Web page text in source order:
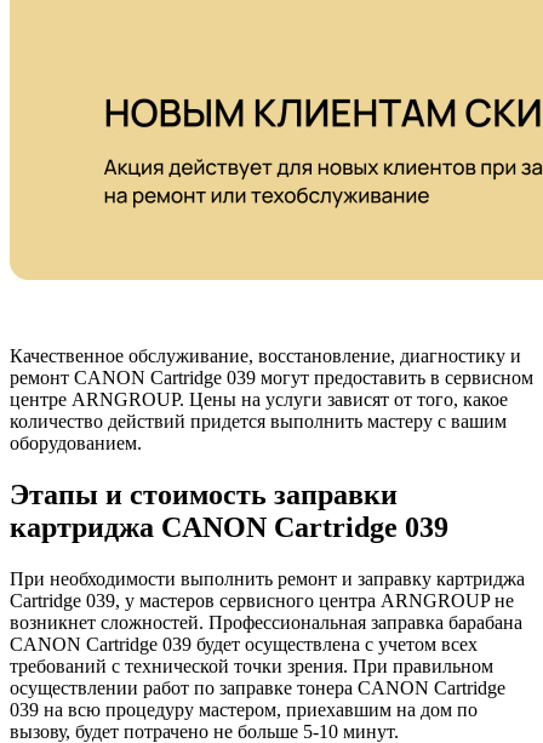
Качественное обслуживание, восстановление, диагностику и
ремонт CANON Cartridge 039 могут предоставить в сервисном
центре ARNGROUP. Цены на услуги зависят от того, какое
количество действий придется выполнить мастеру с вашим
оборудованием.
Этапы и стоимость заправки
картриджа CANON Cartridge 039
При необходимости выполнить ремонт и заправку картриджа
Cartridge 039, у мастеров сервисного центра ARNGROUP не
возникнет сложностей. Профессиональная заправка барабана
CANON Cartridge 039 будет осуществлена с учетом всех
требований с технической точки зрения. При правильном
осуществлении работ по заправке тонера CANON Cartridge
039 на всю процедуру мастером, приехавшим на дом по
вызову, будет потрачено не больше 5-10 минут.